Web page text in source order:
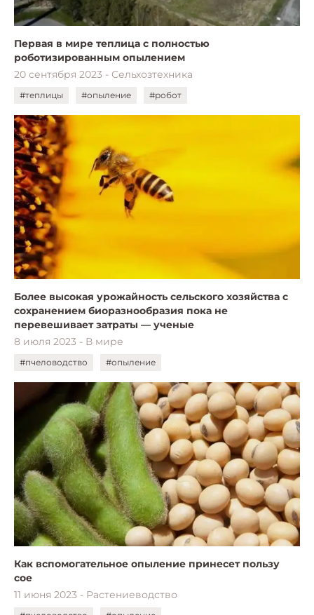
Первая в мире теплица с полностью
роботизированным опылением
20 сентября 2023 - Сельхозтехника
#теплицы #опыление #робот
Более высокая урожайность сельского хозяйства с
сохранением биоразнообразия пока не
перевешивает затраты — ученые
8 июля 2023 - В мире
#пчеловодство #опыление
Как вспомогательное опыление принесет пользу
сое
11 июня 2023 - Растениеводство